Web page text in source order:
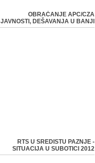
OBRAĆANJE APC/CZA
JAVNOSTI, DEŠAVANJA U BANJI
RTS U SREDISTU PAZNJE -
SITUACIJA U SUBOTICI 2012